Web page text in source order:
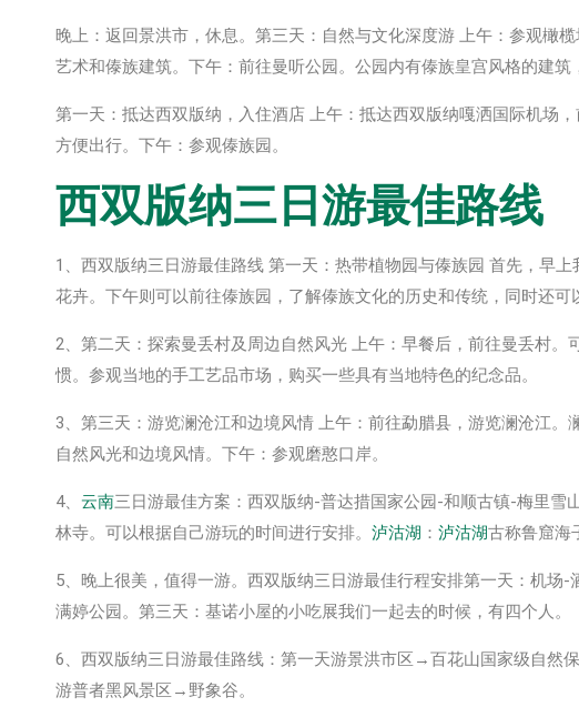
晚上：返回景洪市，休息。第三天：自然与文化深度游 上午：参观橄
艺术和傣族建筑。下午：前往曼听公园。公园内有傣族皇宫风格的建筑
第一天：抵达西双版纳，入住酒店 上午：抵达西双版纳嘎洒国际机场
方便出行。下午：参观傣族园。
西双版纳三日游最佳路线
1、西双版纳三日游最佳路线 第一天：热带植物园与傣族园 首先，早
花卉。下午则可以前往傣族园，了解傣族文化的历史和传统，同时还可
2、第二天：探索曼丢村及周边自然风光 上午：早餐后，前往曼丢村
惯。参观当地的手工艺品市场，购买一些具有当地特色的纪念品。
3、第三天：游览澜沧江和边境风情 上午：前往勐腊县，游览澜沧江
自然风光和边境风情。下午：参观磨憨口岸。
4、 云南三日游最佳方案：西双版纳-普达措国家公园-和顺古镇-梅里雪
林寺。可以根据自己游玩的时间进行安排。 泸沽湖 ： 泸沽湖古称鲁窟海
5、晚上很美，值得一游。西双版纳三日游最佳行程安排第一天：机场
满婷公园。第三天：基诺小屋的小吃展我们一起去的时候，有四个人。
6、西双版纳三日游最佳路线：第一天游景洪市区→百花山国家级自然
游普者黑风景区→野象谷。